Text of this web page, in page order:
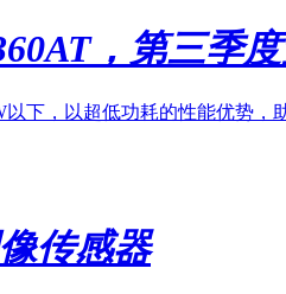
，第三季
下，以超低功耗的性能优势
传感器